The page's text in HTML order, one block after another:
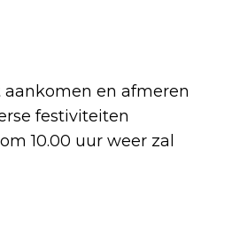
aankomen en afmeren
festiviteiten
10.00 uur weer zal